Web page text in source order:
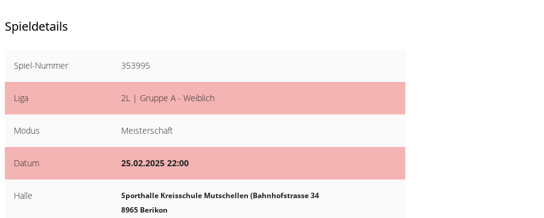
Spieldetails
Spiel-Nummer 353995
Liga 2L | Gruppe A - Weiblich
Modus Meisterschaft
Datum 25.02.2025 22:00
Halle
Sporthalle Kreisschule Mutschellen (Bahnhofstrasse 34
8965 Berikon